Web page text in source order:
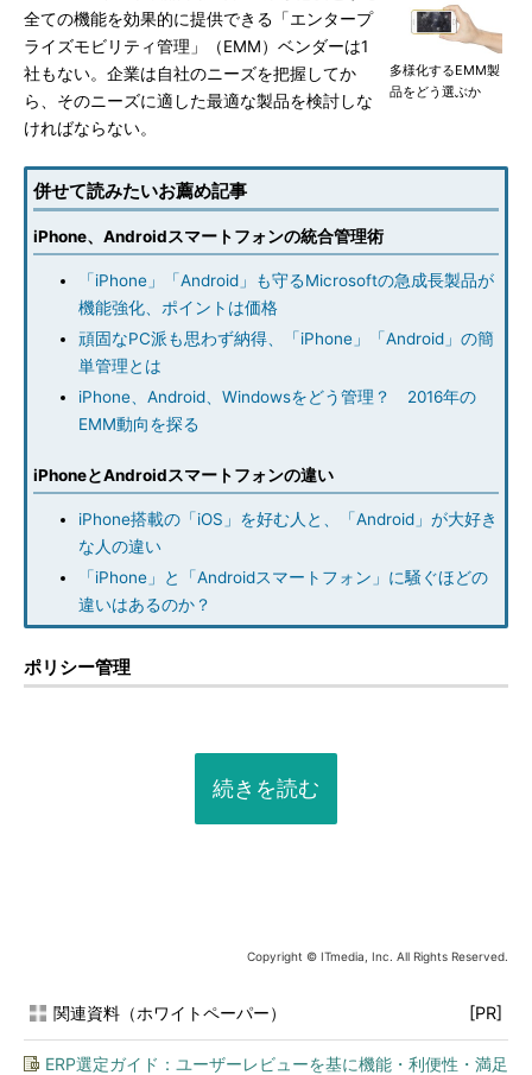
多様化するEMM製
品をどう選ぶか
全ての機能を効果的に提供できる「エンタープ
ライズモビリティ管理」（EMM）ベンダーは1
社もない。企業は自社のニーズを把握してか
ら、そのニーズに適した最適な製品を検討しな
ければならない。
併せて読みたいお薦め記事
iPhone、Androidスマートフォンの統合管理術
「iPhone」「Android」も守るMicrosoftの急成長製品が
機能強化、ポイントは価格
頑固なPC派も思わず納得、「iPhone」「Android」の簡
単管理とは
iPhone、Android、Windowsをどう管理？ 2016年の
EMM動向を探る
iPhoneとAndroidスマートフォンの違い
iPhone搭載の「iOS」を好む人と、「Android」が大好き
な人の違い
「iPhone」と「Androidスマートフォン」に騒ぐほどの
違いはあるのか？
ポリシー管理
続きを読む
Copyright © ITmedia, Inc. All Rights Reserved.
関連資料（ホワイトペーパー） [PR]
ERP選定ガイド：ユーザーレビューを基に機能・利便性・満足